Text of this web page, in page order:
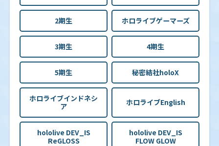
2期生 ホロライブゲーマーズ
3期生 4期生
5期生 秘密結社holoX
ホロライブインドネシ
ア
ホロライブEnglish
hololive DEV_IS
ReGLOSS
hololive DEV_IS
FLOW GLOW